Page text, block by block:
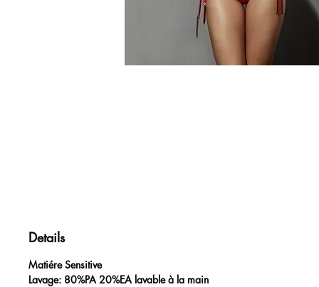
Details
Matiére Sensitive
Lavage: 80%PA 20%EA lavable à la main